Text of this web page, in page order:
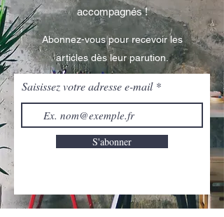
accompagnés !
Abonnez-vous pour recevoir les
articles dès leur parution.
Saisissez votre adresse e-mail
S'abonner